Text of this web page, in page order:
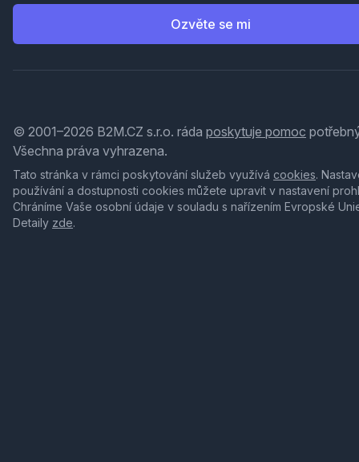
Ozvěte se mi
© 2001–2026 B2M.CZ s.r.o. ráda poskytuje pomoc
Všechna práva vyhrazena.
Tato stránka v rámci poskytování služeb využívá cookies.
používání a dostupnosti cookies můžete upravit v nastavení
Chráníme Vaše osobní údaje v souladu s nařízením Evropské
Detaily zde.